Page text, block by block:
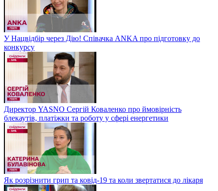
У Нацвідбір через Дію! Співачка ANKA про підготовку до
конкурсу
Директор YASNO Сергій Коваленко про ймовірність
блекаутів, платіжки та роботу у сфері енергетики
Як розрізнити грип та ковід-19 та коли звертатися до лікаря